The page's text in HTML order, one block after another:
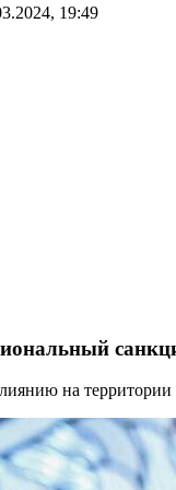
19:49
на территории